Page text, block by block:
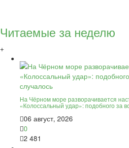
Читаемые за неделю
+
На Чёрном море разворачивается
«Колоссальный удар»: подобного за
06 август, 2026
0
2 481